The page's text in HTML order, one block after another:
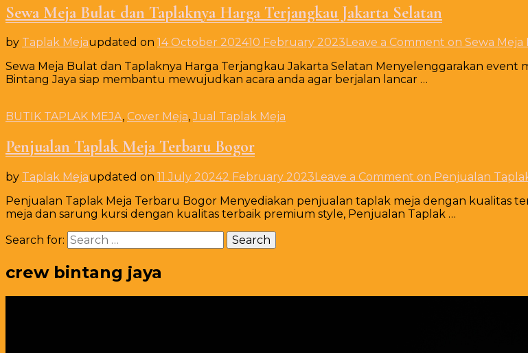
Sewa Meja Bulat dan Taplaknya Harga Terjangkau Jakarta Selatan
by Taplak Mejaupdated on 14 October 202410 February 2023 Leave a Comment on Sewa
Sewa Meja Bulat dan Taplaknya Harga Terjangkau Jakarta Selatan Menyelenggarakan event
Bintang Jaya siap membantu mewujudkan acara anda agar berjalan lancar …
BUTIK TAPLAK MEJA, Cover Meja,Jual Taplak Meja
Penjualan Taplak Meja Terbaru Bogor
by Taplak Mejaupdated on 11 July 20242 February 2023 Leave a Comment on Penjualan
Penjualan Taplak Meja Terbaru Bogor Menyediakan penjualan taplak meja dengan kualitas
meja dan sarung kursi dengan kualitas terbaik premium style, Penjualan Taplak …
Search for:
crew bintang jaya